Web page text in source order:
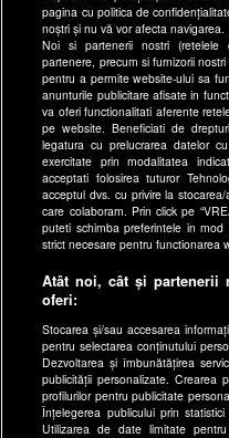
Site-uri
Trends
pagina cu politica de
noștri și nu vă vor afecta navigarea.
Noi si partenerii nostri (retelele
partenere, precum si furnizorii
pentru a permite website-ului sa
anunturile publicitare afisate in
va oferi functionalitati aferente
pe website. Beneficiati de
legatura cu prelucrarea datelor
exercitate prin modalitatea
acceptati folosirea tuturor
acceptul dvs. cu privire la
care colaboram. Prin click pe
puteti schimba preferintele in
strict necesare pentru functionarea
Atât noi, cât și partenerii
oferi:
Stocarea și/sau accesarea
pentru selectarea conținutului
Dezvoltarea și îmbunătățirea
publicității personalizate. Crearea
profilurilor pentru publicitate
Înțelegerea publicului prin
Utilizarea de date limitate